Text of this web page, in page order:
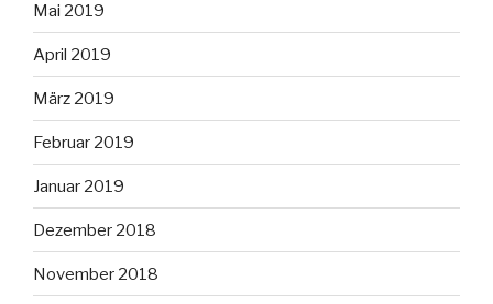
Mai 2019
April 2019
März 2019
Februar 2019
Januar 2019
Dezember 2018
November 2018